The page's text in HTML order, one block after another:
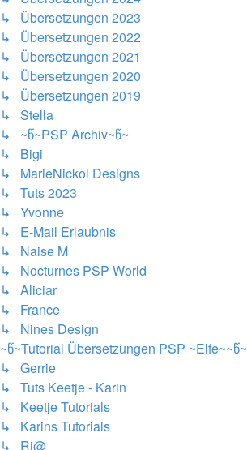
↳ Übersetzungen 2023
↳ Übersetzungen 2022
↳ Übersetzungen 2021
↳ Übersetzungen 2020
↳ Übersetzungen 2019
↳ Stella
↳ ~წ~PSP Archiv~წ~
↳ Bigi
↳ MarieNickol Designs
↳ Tuts 2023
↳ Yvonne
↳ E-Mail Erlaubnis
↳ Naise M
↳ Nocturnes PSP World
↳ Aliciar
↳ France
↳ Nines Design
~წ~Tutorial Übersetzungen PSP ~Elfe~~წ~
↳ Gerrie
↳ Tuts Keetje - Karin
↳ Keetje Tutorials
↳ Karins Tutorials
↳ Ri@